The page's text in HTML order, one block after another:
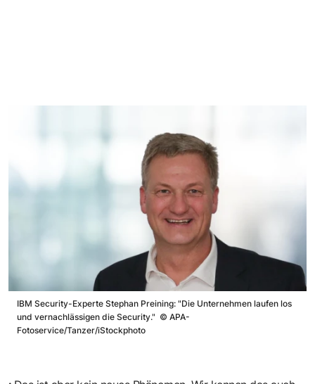
IBM Security-Experte Stephan Preining: "Die Unternehmen laufen los
und vernachlässigen die Security." © APA-
Fotoservice/Tanzer/iStockphoto